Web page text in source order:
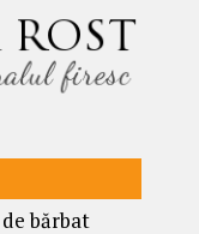
bărbat